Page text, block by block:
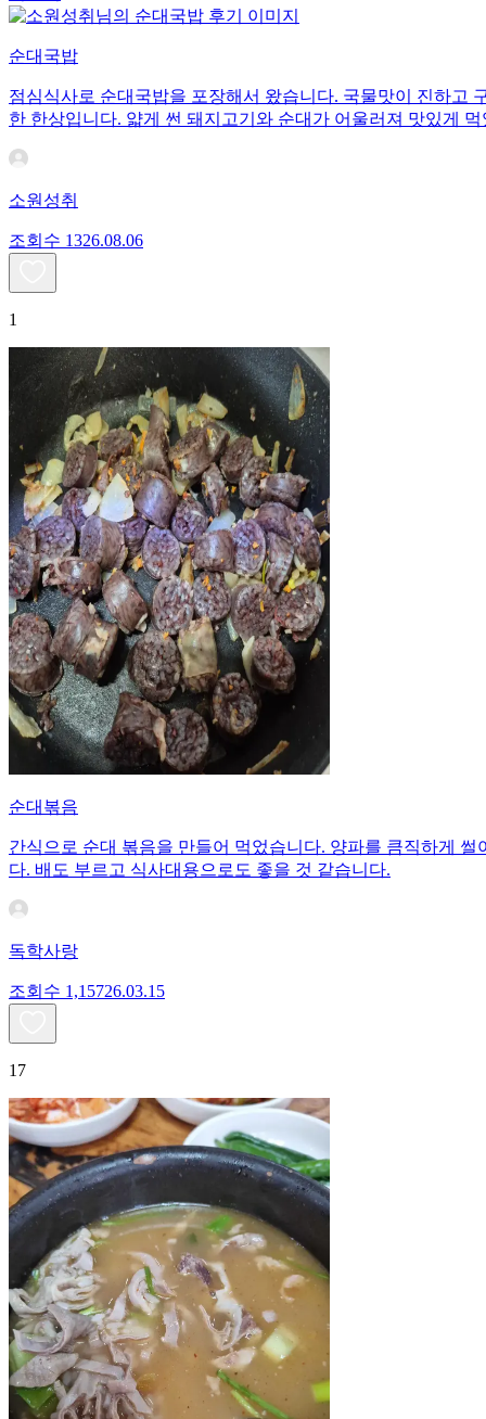
순대국밥
점심식사로 순대국밥을 포장해서 왔습니다. 국물맛이 진하고
한 한상입니다. 얇게 썬 돼지고기와 순대가 어울러져 맛있게
소원성취
조회수 1326.08.06
1
순대볶음
간식으로 순대 볶음을 만들어 먹었습니다. 양파를 큼직하게
다. 배도 부르고 식사대용으로도 좋을 것 같습니다.
독학사랑
조회수 1,15726.03.15
17